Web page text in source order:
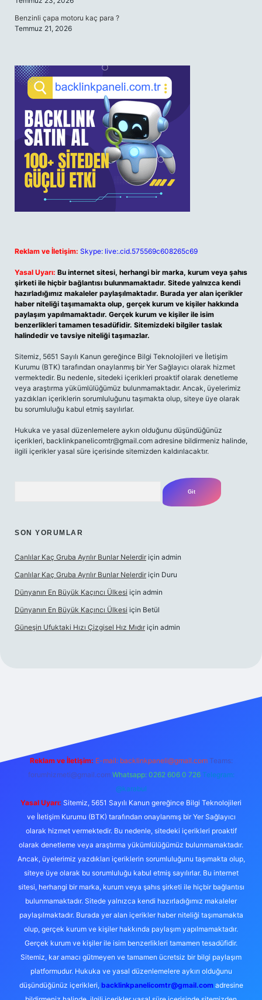
Benzinli çapa motoru kaç para ?
Temmuz 21, 2026
Reklam ve İletişim: Skype: live:.cid.575569c608265c69
Yasal Uyarı: Bu internet sitesi, herhangi bir marka, kurum veya şahıs
şirketi ile hiçbir bağlantısı bulunmamaktadır. Sitede yalnızca kendi
hazırladığımız makaleler paylaşılmaktadır. Burada yer alan içerikler
haber niteliği taşımamakta olup, gerçek kurum ve kişiler hakkında
paylaşım yapılmamaktadır. Gerçek kurum ve kişiler ile isim
benzerlikleri tamamen tesadüfidir. Sitemizdeki bilgiler taslak
halindedir ve tavsiye niteliği taşımazlar.
Sitemiz, 5651 Sayılı Kanun gereğince Bilgi Teknolojileri ve İletişim
Kurumu (BTK) tarafından onaylanmış bir Yer Sağlayıcı olarak hizmet
vermektedir. Bu nedenle, sitedeki içerikleri proaktif olarak denetleme
veya araştırma yükümlülüğümüz bulunmamaktadır. Ancak, üyelerimiz
yazdıkları içeriklerin sorumluluğunu taşımakta olup, siteye üye olarak
bu sorumluluğu kabul etmiş sayılırlar.
Hukuka ve yasal düzenlemelere aykırı olduğunu düşündüğünüz
içerikleri, backlinkpanelicomtr@gmail.com adresine bildirmeniz halinde,
ilgili içerikler yasal süre içerisinde sitemizden kaldırılacaktır.
SON YORUMLAR
Canlılar Kaç Gruba Ayrılır Bunlar Nelerdir için admin
Canlılar Kaç Gruba Ayrılır Bunlar Nelerdir için Duru
Dünyanın En Büyük Kaçıncı Ülkesi için admin
Dünyanın En Büyük Kaçıncı Ülkesi için Betül
Güneşin Ufuktaki Hızı Çizgisel Hız Mıdır için admin
Reklam ve İletişim: E-mail: backlinkpaneli@gmail.com Teams:
forumhizmeti@gmail.com Whatsapp: 0262 606 0 726 Telegram:
@karabul
Yasal Uyarı: Sitemiz, 5651 Sayılı Kanun gereğince Bilgi Teknolojileri
ve İletişim Kurumu (BTK) tarafından onaylanmış bir Yer Sağlayıcı
olarak hizmet vermektedir. Bu nedenle, sitedeki içerikleri proaktif
olarak denetleme veya araştırma yükümlülüğümüz bulunmamaktadır.
Ancak, üyelerimiz yazdıkları içeriklerin sorumluluğunu taşımakta olup,
siteye üye olarak bu sorumluluğu kabul etmiş sayılırlar. Bu internet
sitesi, herhangi bir marka, kurum veya şahıs şirketi ile hiçbir bağlantısı
bulunmamaktadır. Sitede yalnızca kendi hazırladığımız makaleler
paylaşılmaktadır. Burada yer alan içerikler haber niteliği taşımamakta
olup, gerçek kurum ve kişiler hakkında paylaşım yapılmamaktadır.
Gerçek kurum ve kişiler ile isim benzerlikleri tamamen tesadüfidir.
Sitemiz, kar amacı gütmeyen ve tamamen ücretsiz bir bilgi paylaşım
platformudur. Hukuka ve yasal düzenlemelere aykırı olduğunu
düşündüğünüz içerikleri, backlinkpanelicomtr@gmail.comadresine